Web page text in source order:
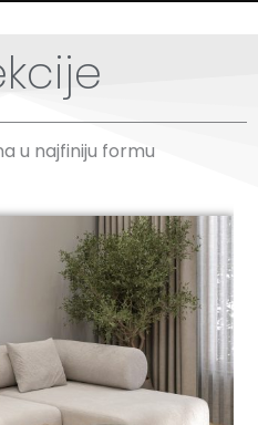
u najfiniju formu